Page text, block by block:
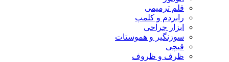
قلم ترمیمی
رابردم و کلمپ
ابزار جراحی
سوزنگیر و هموستات
قیچی
ظرف و ظروف